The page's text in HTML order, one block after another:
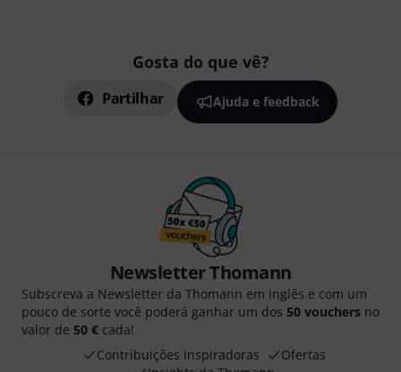
Gosta do que vê?
Partilhar Ajuda e feedback
Newsletter Thomann
Subscreva a Newsletter da Thomann em inglês e com um
pouco de sorte você poderá ganhar um dos 50 vouchers no
valor de 50 € cada!
Contribuições inspiradoras
Ofertas